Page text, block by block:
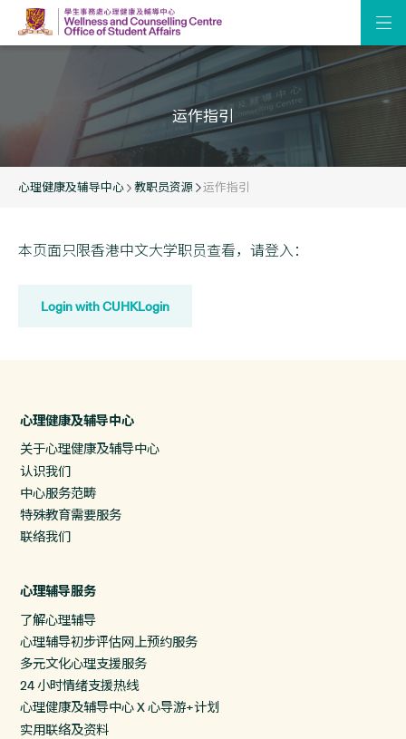
运作指引
心理健康及辅导中心 教职员资源 运作指引
本页面只限香港中文大学职员查看，请登入：
Login with CUHKLogin
心理健康及辅导中心
关于心理健康及辅导中心
认识我们
中心服务范畴
特殊教育需要服务
联络我们
心理辅导服务
了解心理辅导
心理辅导初步评估网上预约服务
多元文化心理支援服务
24 小时情绪支援热线
心理健康及辅导中心 X 心导游+计划
实用联络及资料